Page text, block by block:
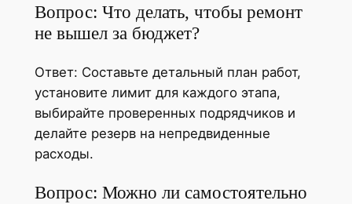
Вопрос: Что делать, чтобы ремонт
не вышел за бюджет?
Ответ: Составьте детальный план работ,
установите лимит для каждого этапа,
выбирайте проверенных подрядчиков и
делайте резерв на непредвиденные
расходы.
Вопрос: Можно ли самостоятельно